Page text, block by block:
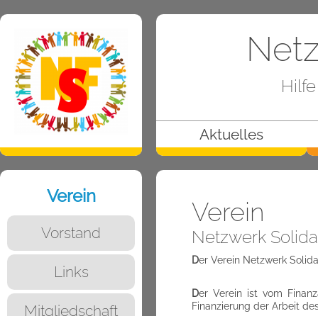
Aktuelles
Verein
Vorstand
Links
Mitgliedschaft
Verein
Netzwerk
Der Verein Netzwerk
Der Verein ist vom
Finanzierung der Arbeit